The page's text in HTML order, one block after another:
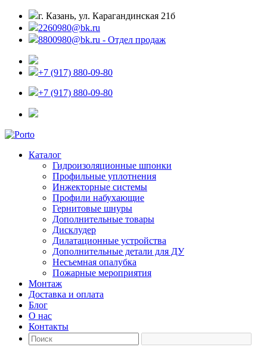
г. Казань, ул. Карагандинская 21б
2260980@bk.ru
8800980@bk.ru - Отдел продаж
+7 (917) 880-09-80
+7 (917) 880-09-80
Каталог
Гидроизоляционные шпонки
Профильные уплотнения
Инжекторные системы
Профили набухающие
Гернитовые шнуры
Дополнительные товары
Дисклудер
Дилатационные устройства
Дополнительные детали для ДУ
Несъемная опалубка
Пожарные мероприятия
Монтаж
Доставка и оплата
Блог
О нас
Контакты